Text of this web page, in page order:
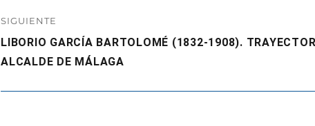
SIGUIENTE
Entrada
siguiente:
LIBORIO GARCÍA BARTOLOMÉ (1832-1908).
ALCALDE DE MÁLAGA